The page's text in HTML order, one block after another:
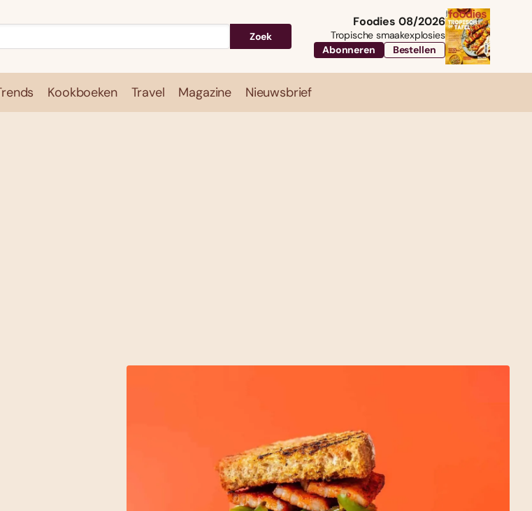
Zoek
Foodies 08/2026
Tropische smaakexplosies
Abonneren
Bestellen
Kookboeken Travel Magazine Nieuwsbrief